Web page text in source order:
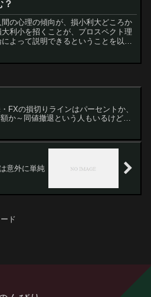
？
間の心理の傾向が、損小利大どころか
大利小を招くことが、プロスペクト理
によって説明できるということを以前
FXの損切りラインはパーセントか、
か～同値撤退という人もいるけど…
意外に単純
ド